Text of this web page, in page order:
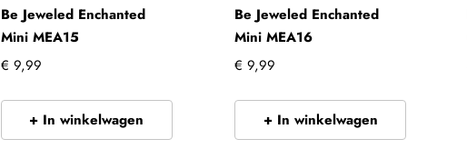
Be Jeweled Enchanted
Mini MEA15
€ 9,99
+ In winkelwagen
Be Jeweled Enchanted
Mini MEA16
€ 9,99
+ In winkelwagen